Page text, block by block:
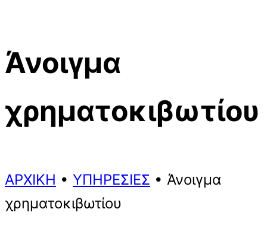
Άνοιγμα
χρηματοκιβωτίου
ΑΡΧΙΚΗ • ΥΠΗΡΕΣΙΕΣ • Άνοιγμα
χρηματοκιβωτίου